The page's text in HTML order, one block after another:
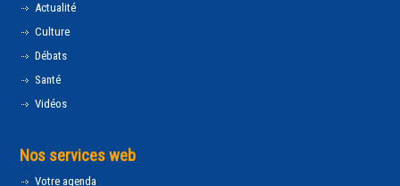
Actualité
Culture
Débats
Santé
Vidéos
Nos services web
Votre agenda